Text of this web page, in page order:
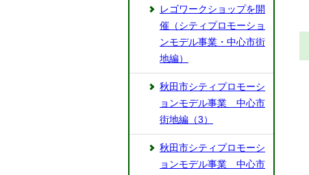
レゴワークショップを開
催（シティプロモーショ
ンモデル事業・中心市街
地編）
秋田市シティプロモーシ
ョンモデル事業 中心市
街地編（3）
秋田市シティプロモーシ
ョンモデル事業 中心市